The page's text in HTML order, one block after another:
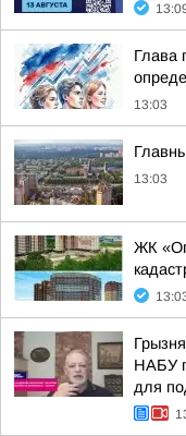
Глава
13:03
13:03
ЖК
НАБУ
для